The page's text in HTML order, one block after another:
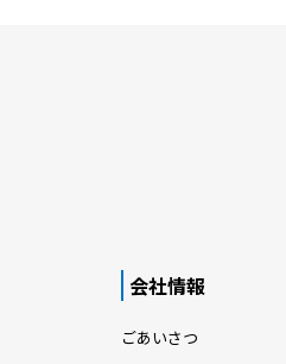
会社情報
ごあいさつ